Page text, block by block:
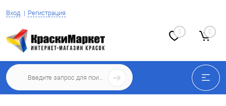
Вход Регистрация
0 0